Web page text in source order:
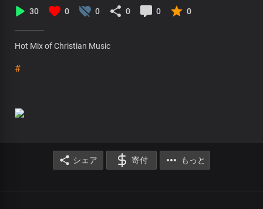
30 0 0 0 0 0
Hot Mix of Christian Music
#
シェア 寄付 もっと